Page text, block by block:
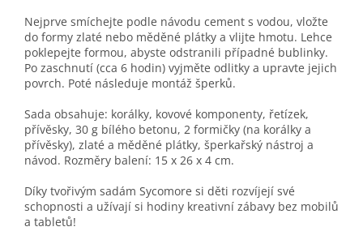
Nejprve smíchejte podle návodu cement s vodou, vložte
do formy zlaté nebo měděné plátky a vlijte hmotu. Lehce
poklepejte formou, abyste odstranili případné bublinky.
Po zaschnutí (cca 6 hodin) vyjměte odlitky a upravte jejich
povrch. Poté následuje montáž šperků.
Sada obsahuje: korálky, kovové komponenty, řetízek,
přívěsky, 30 g bílého betonu, 2 formičky (na korálky a
přívěsky), zlaté a měděné plátky, šperkařský nástroj a
návod. Rozměry balení: 15 x 26 x 4 cm.
Díky tvořivým sadám Sycomore si děti rozvíjejí své
schopnosti a užívají si hodiny kreativní zábavy bez mobilů
a tabletů!